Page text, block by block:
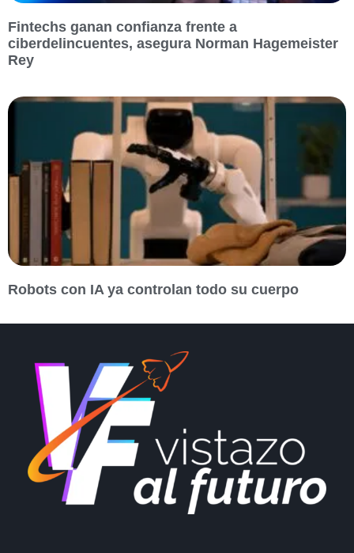
Fintechs ganan confianza frente a
ciberdelincuentes, asegura Norman Hagemeister
Rey
Robots con IA ya controlan todo su cuerpo